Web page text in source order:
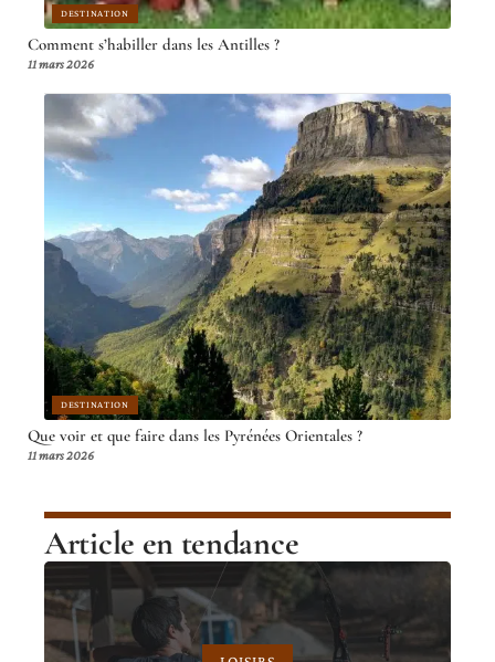
DESTINATION
Comment s’habiller dans les Antilles ?
11 mars 2026
DESTINATION
Que voir et que faire dans les Pyrénées Orientales ?
11 mars 2026
Article en tendance